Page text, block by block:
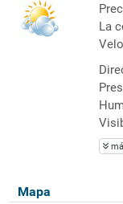
La
Mapa